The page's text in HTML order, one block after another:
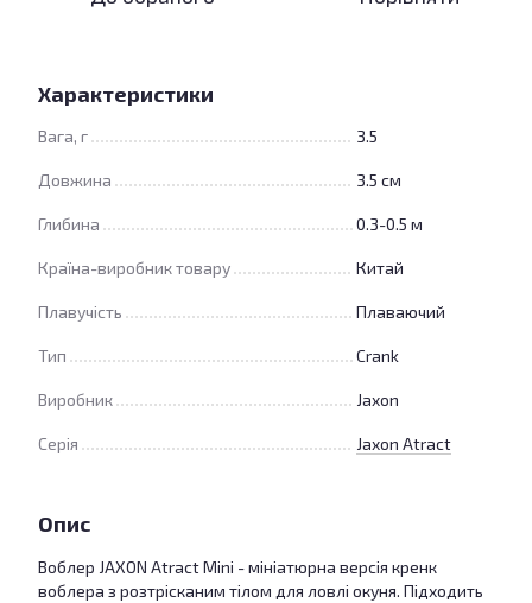
Характеристики
Вага, г 3.5
Довжина 3.5 см
Глибина 0.3-0.5 м
Країна-виробник товару Китай
Плавучість Плаваючий
Тип Crank
Виробник Jaxon
Серія Jaxon Atract
Опис
Воблер JAXON Atract Mini - мініатюрна версія кренк
воблера з розтрісканим тілом для ловлі окуня. Підходить